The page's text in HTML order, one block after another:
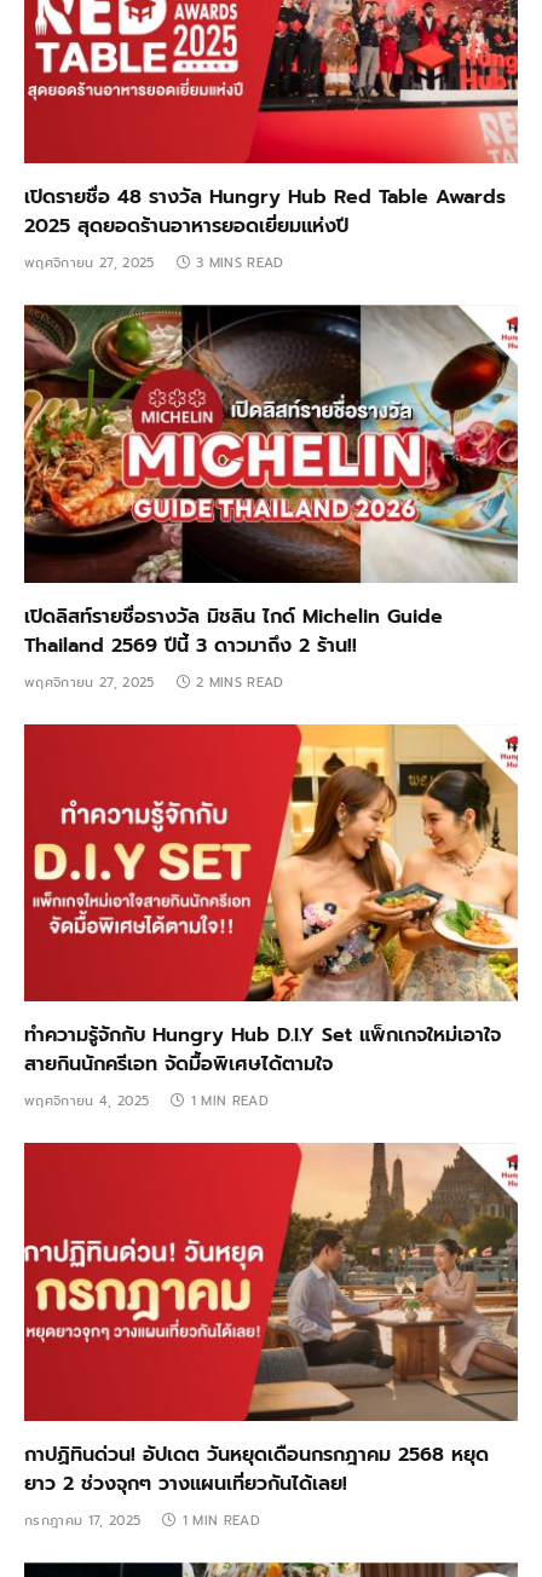
เปิดรายชื่อ 48 รางวัล Hungry Hub Red Table Awards
2025 สุดยอดร้านอาหารยอดเยี่ยมแห่งปี
พฤศจิกายน 27, 2025 3 MINS READ
เปิดลิสท์รายชื่อรางวัล มิชลิน ไกด์ Michelin Guide
Thailand 2569 ปีนี้ 3 ดาวมาถึง 2 ร้าน!!
พฤศจิกายน 27, 2025 2 MINS READ
ทำความรู้จักกับ Hungry Hub D.I.Y Set แพ็กเกจใหม่เอาใจ
สายกินนักครีเอท จัดมื้อพิเศษได้ตามใจ
พฤศจิกายน 4, 2025 1 MIN READ
กาปฏิทินด่วน! อัปเดต วันหยุดเดือนกรกฎาคม 2568 หยุด
ยาว 2 ช่วงจุกๆ วางแผนเที่ยวกันได้เลย!
กรกฎาคม 17, 2025 1 MIN READ